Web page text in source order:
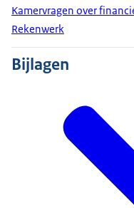
Kamervragen over
Rekenwerk
Bijlagen